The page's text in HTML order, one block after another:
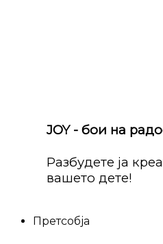
JOY - бои на
Разбудете ја
вашето дете!
Претсобја